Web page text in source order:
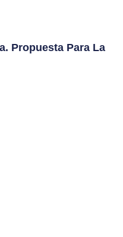
Propuesta Para La